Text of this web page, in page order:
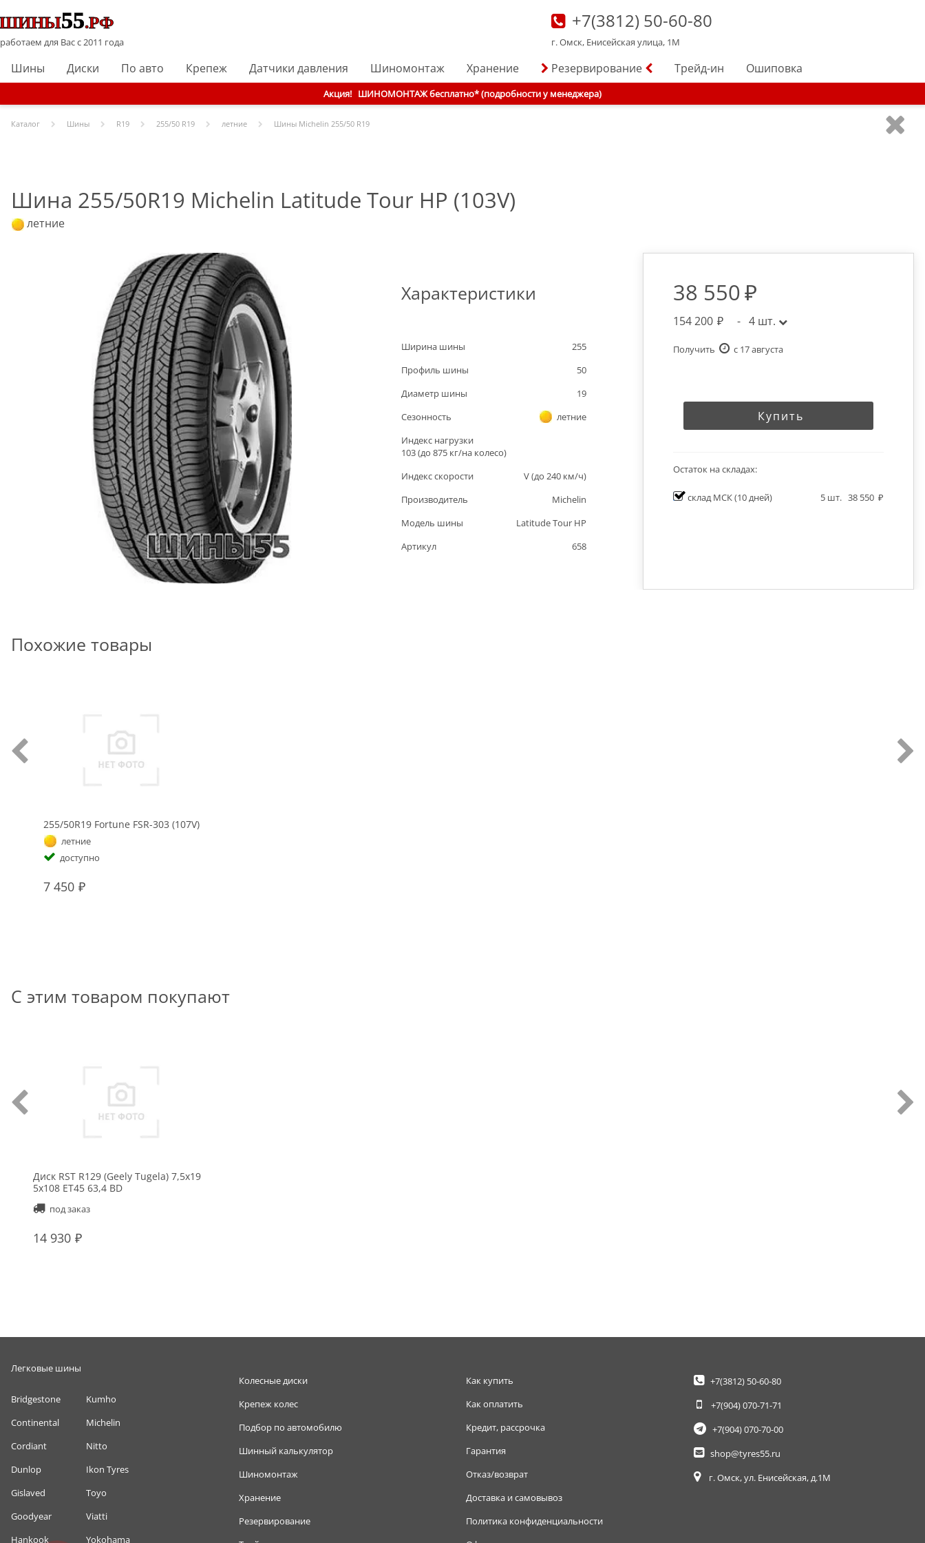
работаем для Вас с 2011 года
+7(3812) 50-60-80
г. Омск, Енисейская улица, 1М
Шины Диски По авто Крепеж Датчики давления Шиномонтаж Хранение Резервирование Трейд-ин Ошиповка
Акция! ШИНОМОНТАЖ бесплатно* (подробности у менеджера)
Каталог Шины R19 255/50 R19 летние Шины Michelin 255/50 R19
Шина 255/50R19 Michelin Latitude Tour HP (103V)
летние
Характеристики
Ширина шины
255
Профиль шины
50
Диаметр шины
19
Сезонность
летние
Индекс нагрузки
103(до875 кг/на колесо)
Индекс скорости
V(до240 км/ч)
Производитель
Michelin
Модель шины
Latitude Tour HP
Артикул
658
38 550
154 200 - 4 шт.
Получить c 17 августа
Купить
Остаток на складах:
склад МСК(10 дней) 5 шт. 38 550
Похожие товары
255/50R19 Fortune FSR-303 (107V)
летние
доступно
7 450
С этим товаром покупают
Диск RST R129 (Geely Tugela) 7,5x19
5x108 ET45 63,4 BD
под заказ
14 930
Легковые шины
Bridgestone
Continental
Cordiant
Dunlop
Gislaved
Goodyear
Hankook
Kumho
Michelin
Nitto
Ikon Tyres
Toyo
Viatti
Yokohama
Колесные диски
Крепеж колес
Подбор по автомобилю
Шинный калькулятор
Шиномонтаж
Хранение
Резервирование
Как купить
Как оплатить
Кредит, рассрочка
Гарантия
Отказ/возврат
Доставка и самовывоз
Политика конфиденциальности
+7(3812)50-60-80
+7(904)070-71-71
+7(904)070-70-00
shop@tyres55.ru
г. Омск, ул. Енисейская, д.1М